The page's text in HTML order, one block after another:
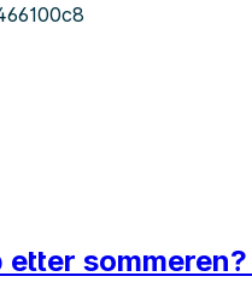
etter